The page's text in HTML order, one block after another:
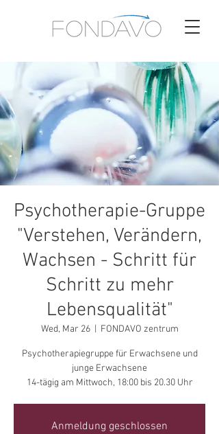
Psychotherapie-Gruppe
"Verstehen, Verändern,
Wachsen - Schritt für
Schritt zu mehr
Lebensqualität"
Wed, Mar 26
  |
FONDAVO zentrum
Psychotherapiegruppe für Erwachsene und
junge Erwachsene
14-tägig am Mittwoch, 18:00 bis 20.30 Uhr
Anmeldung geschlossen